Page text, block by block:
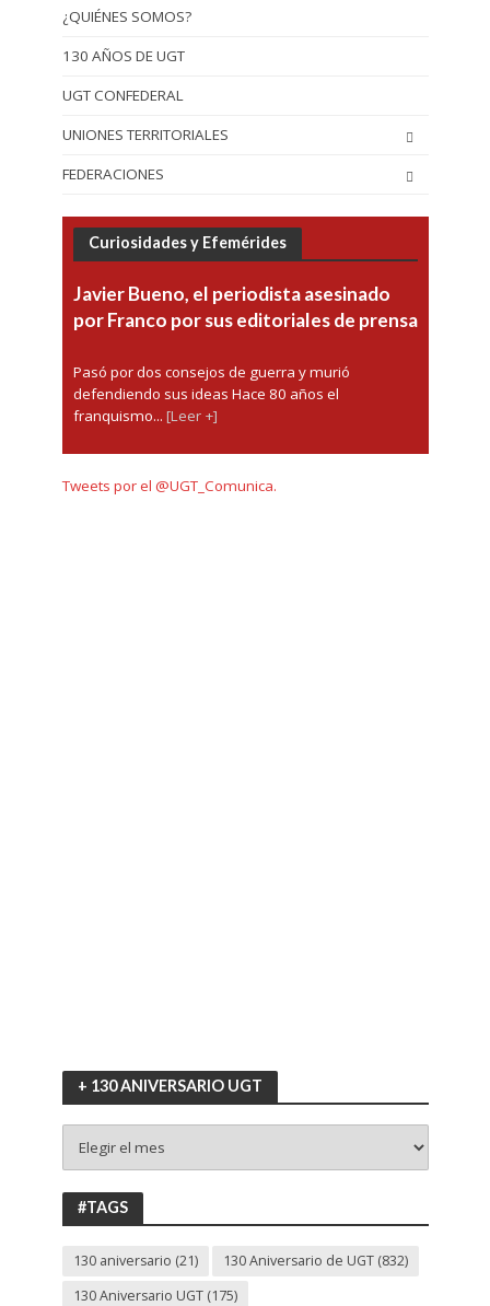
¿QUIÉNES SOMOS?
130 AÑOS DE UGT
UGT CONFEDERAL
UNIONES TERRITORIALES
FEDERACIONES
Curiosidades y Efemérides
Javier Bueno, el periodista asesinado
por Franco por sus editoriales de prensa
Pasó por dos consejos de guerra y murió
defendiendo sus ideas Hace 80 años el
franquismo... [Leer +]
Tweets por el @UGT_Comunica.
+ 130 ANIVERSARIO UGT
130
ANIVERSARIO
UGT
#TAGS
130 aniversario (21) 130 Aniversario de UGT(832)
130 Aniversario UGT(175)